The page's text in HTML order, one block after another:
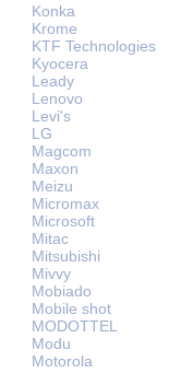
Konka
Krome
KTF Technologies
Kyocera
Leady
Lenovo
Levi's
LG
Magcom
Maxon
Meizu
Micromax
Microsoft
Mitac
Mitsubishi
Mivvy
Mobiado
Mobile shot
MODOTTEL
Modu
Motorola